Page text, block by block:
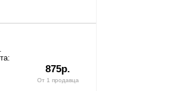
875р.
От 1 продавца